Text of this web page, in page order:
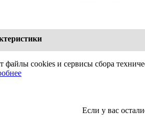
файлы cookies и сервисы сбора
Если у вас